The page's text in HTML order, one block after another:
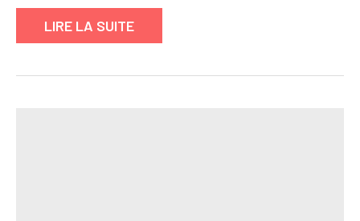
Coccinelle
LIRE LA SUITE